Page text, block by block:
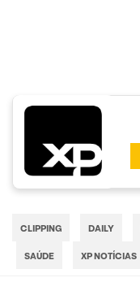
CLIPPING DAILY
SAÚDE XP NOTÍCIAS